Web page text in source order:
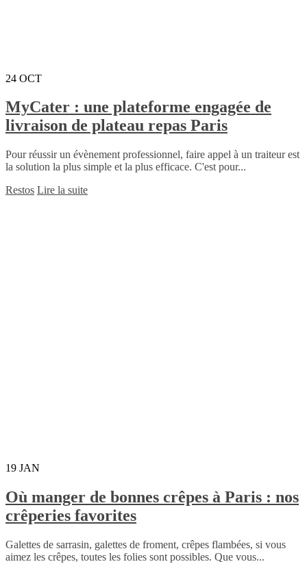
24 OCT
MyCater : une plateforme engagée de
livraison de plateau repas Paris
Pour réussir un évènement professionnel, faire appel à un traiteur est
la solution la plus simple et la plus efficace. C'est pour...
Restos Lire la suite
19 JAN
Où manger de bonnes crêpes à Paris : nos
crêperies favorites
Galettes de sarrasin, galettes de froment, crêpes flambées, si vous
aimez les crêpes, toutes les folies sont possibles. Que vous...